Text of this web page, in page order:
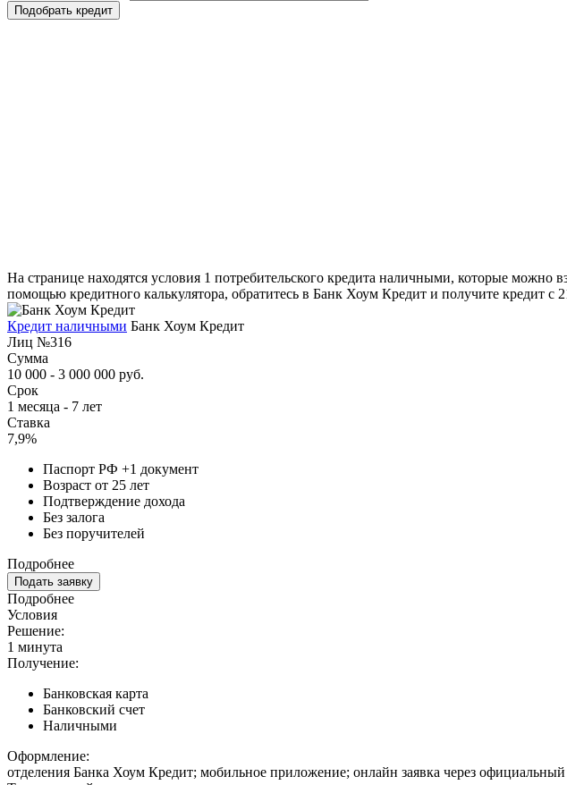
Подобрать кредит
На странице находятся условия 1 потребительского кредита наличными, которые
помощью кредитного калькулятора, обратитесь в Банк Хоум Кредит и получите кредит с
Кредит наличными Банк Хоум Кредит
Лиц №316
Сумма
10 000 - 3 000 000 руб.
Срок
1 месяца - 7 лет
Ставка
7,9%
Паспорт РФ +1 документ
Возраст от 25 лет
Подтверждение дохода
Без залога
Без поручителей
Подробнее
Подать заявку
Подробнее
Условия
Решение:
1 минута
Получение:
Банковская карта
Банковский счет
Наличными
Оформление:
отделения Банка Хоум Кредит; мобильное приложение; онлайн заявка через официальный